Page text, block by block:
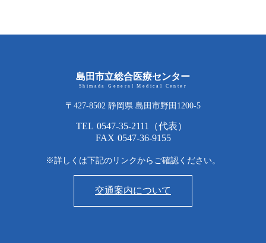
島田市立総合医療センター
Shimada General Medical Center
〒427-8502 静岡県 島田市野田1200-5
TEL 0547-35-2111
（代表）
FAX 0547-36-9155
※詳しくは下記のリンクからご確認ください。
交通案内について